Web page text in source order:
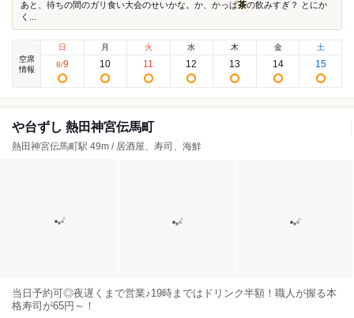
あと、待ちの間のガリ食い大会のせいかな。か、かっぱ茶の飲みすぎ？ とにか
く...
空席
情報
日
8/9
月
10
火
11
水
12
木
13
金
14
土
15
や台ずし 熱田神宮伝馬町
熱田神宮伝馬町駅 49m / 居酒屋、寿司、海鮮
当日予約可◎夜遅くまで営業♪19時まではドリンク半額！職人が握る本
格寿司が65円～！